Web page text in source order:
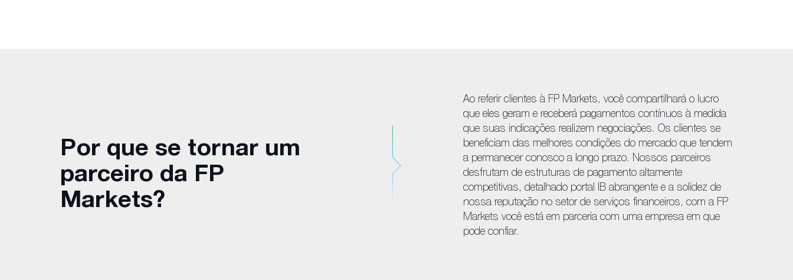
Por que se tornar um
parceiro da FP
Markets?
Ao referir clientes à FP Markets, você compartilhará o lucro
que eles geram e receberá pagamentos contínuos à medida
que suas indicações realizem negociações. Os clientes se
beneficiam das melhores condições do mercado que tendem
a permanecer conosco a longo prazo. Nossos parceiros
desfrutam de estruturas de pagamento altamente
competitivas, detalhado portal IB abrangente e a solidez de
nossa reputação no setor de serviços financeiros, com a FP
Markets você está em parceria com uma empresa em que
pode confiar.